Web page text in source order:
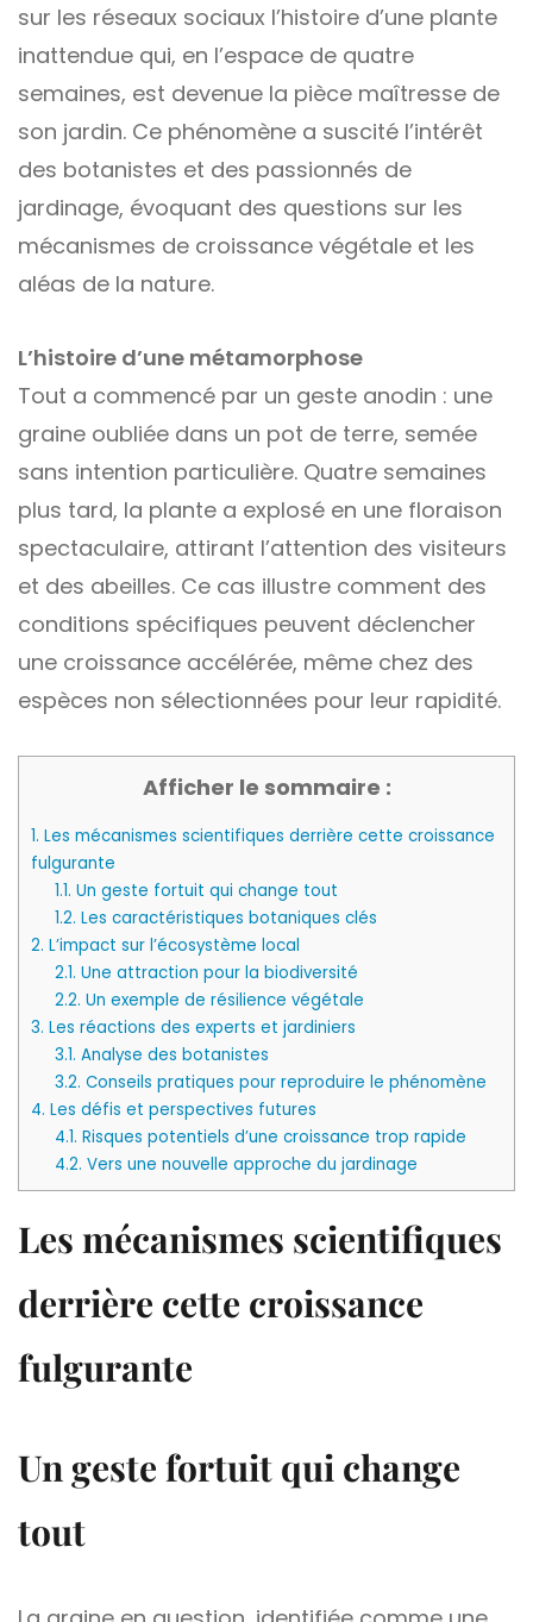
sur les réseaux sociaux l’histoire d’une plante
inattendue qui, en l’espace de quatre
semaines, est devenue la pièce maîtresse de
son jardin. Ce phénomène a suscité l’intérêt
des botanistes et des passionnés de
jardinage, évoquant des questions sur les
mécanismes de croissance végétale et les
aléas de la nature.
L’histoire d’une métamorphose
Tout a commencé par un geste anodin : une
graine oubliée dans un pot de terre, semée
sans intention particulière. Quatre semaines
plus tard, la plante a explosé en une floraison
spectaculaire, attirant l’attention des visiteurs
et des abeilles. Ce cas illustre comment des
conditions spécifiques peuvent déclencher
une croissance accélérée, même chez des
espèces non sélectionnées pour leur rapidité.
Afficher le sommaire :
1. Les mécanismes scientifiques derrière cette croissance
fulgurante
1.1. Un geste fortuit qui change tout
1.2. Les caractéristiques botaniques clés
2. L’impact sur l’écosystème local
2.1. Une attraction pour la biodiversité
2.2. Un exemple de résilience végétale
3. Les réactions des experts et jardiniers
3.1. Analyse des botanistes
3.2. Conseils pratiques pour reproduire le phénomène
4. Les défis et perspectives futures
4.1. Risques potentiels d’une croissance trop rapide
4.2. Vers une nouvelle approche du jardinage
Les mécanismes scientifiques
derrière cette croissance
fulgurante
Un geste fortuit qui change
tout